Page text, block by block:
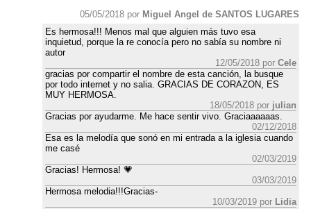
05/05/2018 por Miguel Angel de SANTOS LUGARES
Es hermosa!!! Menos mal que alguien más tuvo esa
inquietud, porque la re conocía pero no sabía su nombre ni
autor
12/05/2018 por Cele
gracias por compartir el nombre de esta canción, la busque
por todo internet y no salia. GRACIAS DE CORAZON, ES
MUY HERMOSA.
18/05/2018 por julian
Gracias por ayudarme. Me hace sentir vivo. Graciaaaaaas.
02/12/2018
Esa es la melodía que sonó en mi entrada a la iglesia cuando
me casé
02/03/2019
Gracias! Hermosa! 💗
03/03/2019
Hermosa melodia!!!Gracias-
10/03/2019 por Lidia